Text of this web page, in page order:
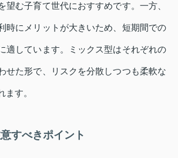
望む子育て世代におすすめです。一方、
時にメリットが大きいため、短期間での
適しています。ミックス型はそれぞれの
せた形で、リスクを分散しつつも柔軟な
ます。
すべきポイント